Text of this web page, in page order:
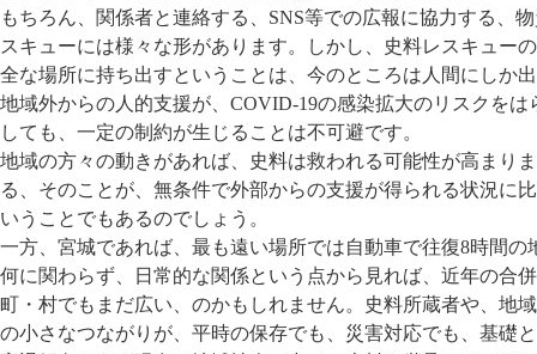
もちろん、関係者と連絡する、SNS等での広報に協力する、
スキューには様々な形があります。
しかし、史料レスキュー
全な場所に持ち出すということは、今のところは人間にしか
地域外からの人的支援が、COVID-19の感染拡大のリスクをは
しても、一定の制約が生じる ことは不可避です。
地域の方々の動きがあれば、史料は救われる可能性が高まり
る、そのことが、無条件で外部からの支援が得られる状況に
いうこと でもあるのでしょう。
一方、宮城であれば、最も遠い場所では自動車で往復8時間の
何に関わらず、
日常的な関係という点から見れば、近年の合
町・村でもまだ広い、のかもしれません。
史料所蔵者や、地
の小さなつながりが、平時の保存でも、災害対応でも、基礎